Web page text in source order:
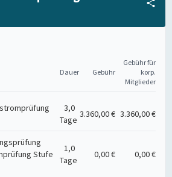
Dauer Gebühr
Gebühr für
korp.
Mitglieder
3,0
Tage
3.360,00 € 3.360,00 €
Stufe
1,0
Tage
0,00 € 0,00 €